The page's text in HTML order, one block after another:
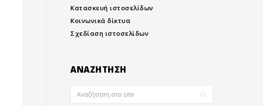
Κατασκευή ιστοσελίδων
Κοινωνικά δίκτυα
Σχεδίαση ιστοσελίδων
ΑΝΑΖΗΤΗΣΗ